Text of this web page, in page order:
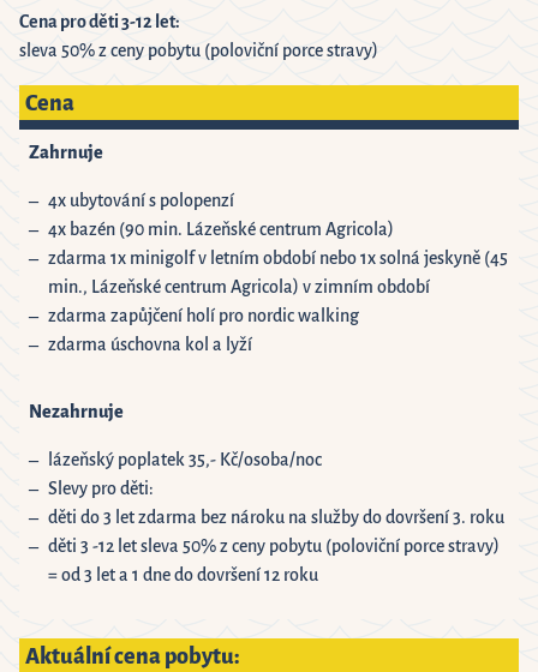
Cena pro děti 3-12 let:
sleva 50% z ceny pobytu (poloviční porce stravy)
Cena
Zahrnuje
4x ubytování s polopenzí
4x bazén (90 min. Lázeňské centrum Agricola)
zdarma 1x minigolf v letním období nebo 1x solná jeskyně (45
min., Lázeňské centrum Agricola) v zimním období
zdarma zapůjčení holí pro nordic walking
zdarma úschovna kol a lyží
Nezahrnuje
lázeňský poplatek 35,- Kč/osoba/noc
Slevy pro děti:
děti do 3 let zdarma bez nároku na služby do dovršení 3. roku
děti 3 -12 let sleva 50% z ceny pobytu (poloviční porce stravy)
= od 3 let a 1 dne do dovršení 12 roku
Aktuální cena pobytu: